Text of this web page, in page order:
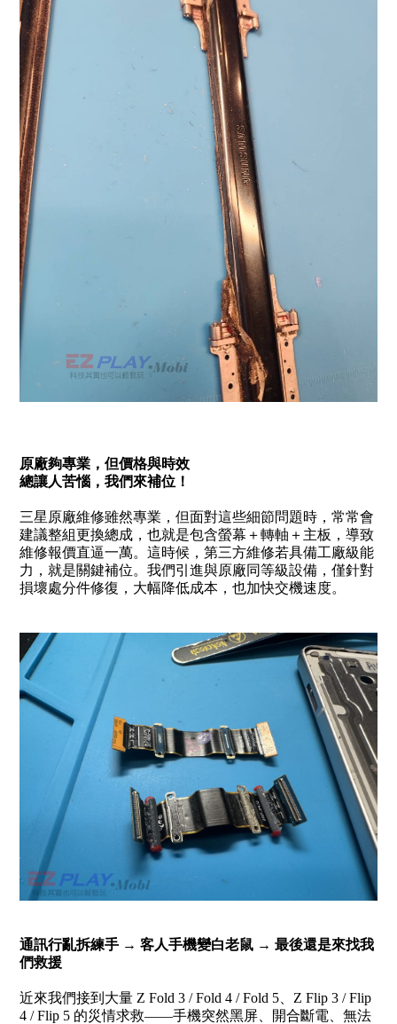
原廠夠專業，但價格與時效
總讓人苦惱，我們來補位！
三星原廠維修雖然專業，但面對這些細節問題時，常常會
建議整組更換總成，也就是包含螢幕＋轉軸＋主板，導致
維修報價直逼一萬。這時候，第三方維修若具備工廠級能
力，就是關鍵補位。我們引進與原廠同等級設備，僅針對
損壞處分件修復，大幅降低成本，也加快交機速度。
通訊行亂拆練手 → 客人手機變白老鼠 → 最後還是來找我
們救援
近來我們接到大量 Z Fold 3 / Fold 4 / Fold 5、Z Flip 3 / Flip
4 / Flip 5 的災情求救——手機突然黑屏、開合斷電、無法